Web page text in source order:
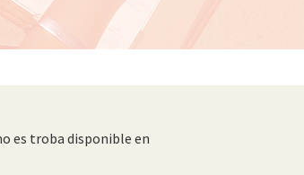
es troba disponible en